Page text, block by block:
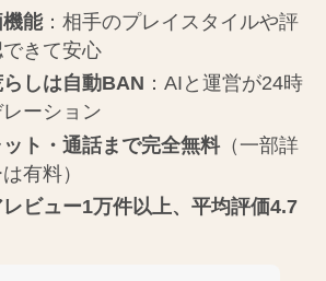
能：相手のプレイスタイルや評
きて安心
しは自動BAN ：AIと運営が24時
ーション
ト・通話まで完全無料（一部詳
有料）
ビュー1万件以上、平均評価4.7